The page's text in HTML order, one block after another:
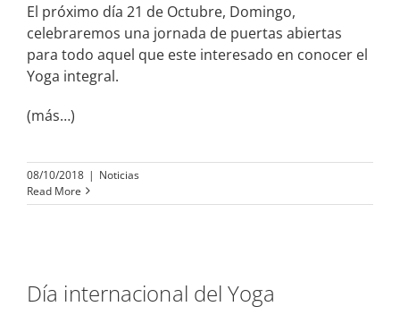
El próximo día 21 de Octubre, Domingo,
celebraremos una jornada de puertas abiertas
para todo aquel que este interesado en conocer el
Yoga integral.
(más…)
08/10/2018 | Noticias
Read More
Día internacional del Yoga